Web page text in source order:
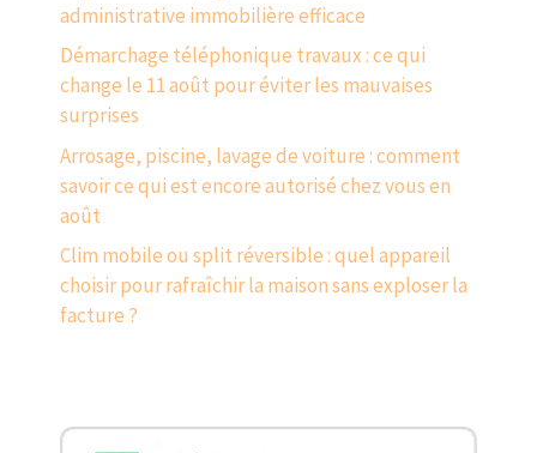
administrative immobilière efficace
Démarchage téléphonique travaux : ce qui
change le 11 août pour éviter les mauvaises
surprises
Arrosage, piscine, lavage de voiture : comment
savoir ce qui est encore autorisé chez vous en
août
Clim mobile ou split réversible : quel appareil
choisir pour rafraîchir la maison sans exploser la
facture ?